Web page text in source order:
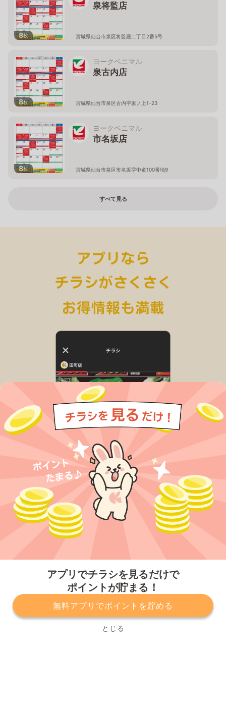
アプリでチラシを見るだけで
ポイントが貯まる！
無料アプリでポイントを貯める
とじる
8枚
泉将監店
宮城県仙台市泉区将監殿二丁目2番5号
8枚
ヨークベニマル
泉古内店
宮城県仙台市泉区古内字坂ノ上1-23
8枚
ヨークベニマル
市名坂店
宮城県仙台市泉区市名坂字中道100番地9
すべて見る
プライバシーポリシー 利用規約
運営会社
サービスに関してのお問い合わせ